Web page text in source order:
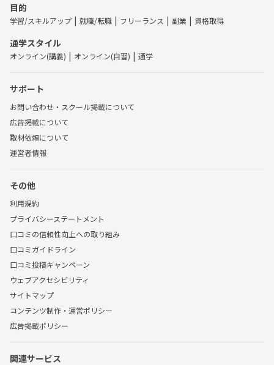
目的
学習/スキルアップ 就職/転職 フリーランス 副業 資格取得
通学スタイル
オンライン(講義) オンライン(自習) 通学
サポート
お問い合わせ・スクール掲載について
広告掲載について
取材依頼について
運営者情報
その他
利用規約
プライバシーステートメント
口コミの信頼性向上への取り組み
口コミガイドライン
口コミ投稿キャンペーン
ウェブアクセシビリティ
サイトマップ
コンテンツ制作・運営ポリシー
広告掲載ポリシー
関連サービス